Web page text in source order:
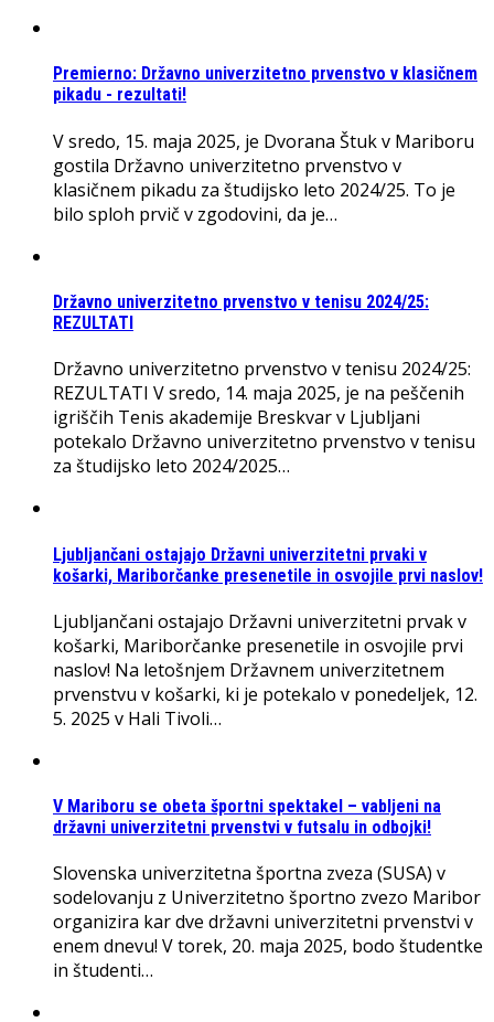
Premierno: Državno univerzitetno prvenstvo v klasičnem
pikadu - rezultati!
V sredo, 15. maja 2025, je Dvorana Štuk v Mariboru
gostila Državno univerzitetno prvenstvo v
klasičnem pikadu za študijsko leto 2024/25. To je
bilo sploh prvič v zgodovini, da je…
Državno univerzitetno prvenstvo v tenisu 2024/25:
REZULTATI
Državno univerzitetno prvenstvo v tenisu 2024/25:
REZULTATI V sredo, 14. maja 2025, je na peščenih
igriščih Tenis akademije Breskvar v Ljubljani
potekalo Državno univerzitetno prvenstvo v tenisu
za študijsko leto 2024/2025…
Ljubljančani ostajajo Državni univerzitetni prvaki v
košarki, Mariborčanke presenetile in osvojile prvi naslov!
Ljubljančani ostajajo Državni univerzitetni prvak v
košarki, Mariborčanke presenetile in osvojile prvi
naslov! Na letošnjem Državnem univerzitetnem
prvenstvu v košarki, ki je potekalo v ponedeljek, 12.
5. 2025 v Hali Tivoli…
V Mariboru se obeta športni spektakel – vabljeni na
državni univerzitetni prvenstvi v futsalu in odbojki!
Slovenska univerzitetna športna zveza (SUSA) v
sodelovanju z Univerzitetno športno zvezo Maribor
organizira kar dve državni univerzitetni prvenstvi v
enem dnevu! V torek, 20. maja 2025, bodo študentke
in študenti…